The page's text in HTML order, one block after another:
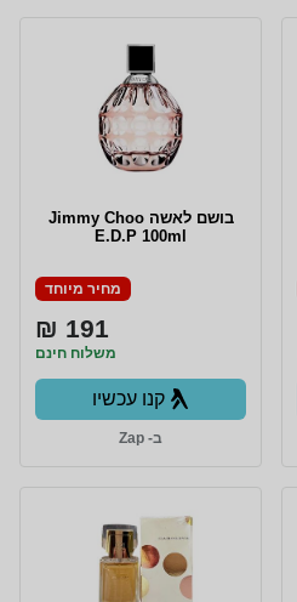
בושם לאשה Jimmy Choo
E.D.P 100ml
מחיר מיוחד
191 ₪
משלוח חינם
קנו עכשיו
ב- Zap